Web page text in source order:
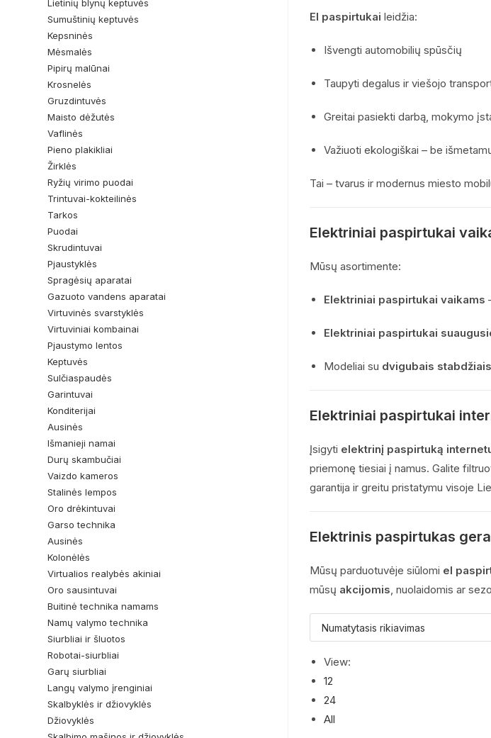
El paspirtukai leidžia:
Išvengti automobilių spūsčių
Taupyti degalus ir viešojo
Greitai pasiekti darbą, mokymo
Važiuoti ekologiškai – be
Tai – tvarus ir modernus miesto
Elektriniai paspirtukai
Mūsų asortimente:
Elektriniai paspirtukai vaikams
Elektriniai paspirtukai
Modeliai su dvigubais stabdžiais
Elektriniai paspirtukai
Įsigyti elektrinį paspirtuką
priemonę tiesiai į namus. Galite
garantija ir greitu pristatymu visoje
Elektrinis paspirtukas
Mūsų parduotuvėje siūlomi el
mūsų akcijomis, nuolaidomis ar
View:
12
24
All
Lietinių blynų keptuvės
Sumuštinių keptuvės
Kepsninės
Mėsmalės
Pipirų malūnai
Krosnelės
Gruzdintuvės
Maisto dėžutės
Vaflinės
Pieno plakikliai
Žirklės
Ryžių virimo puodai
Trintuvai-kokteilinės
Tarkos
Puodai
Skrudintuvai
Pjaustyklės
Spragėsių aparatai
Gazuoto vandens aparatai
Virtuvinės svarstyklės
Virtuviniai kombainai
Pjaustymo lentos
Keptuvės
Sulčiaspaudės
Garintuvai
Konditerijai
Ausinės
Išmanieji namai
Durų skambučiai
Vaizdo kameros
Stalinės lempos
Oro drėkintuvai
Garso technika
Ausinės
Kolonėlės
Virtualios realybės akiniai
Oro sausintuvai
Buitinė technika namams
Namų valymo technika
Siurbliai ir šluotos
Robotai-siurbliai
Garų siurbliai
Langų valymo įrenginiai
Skalbyklės ir džiovyklės
Džiovyklės